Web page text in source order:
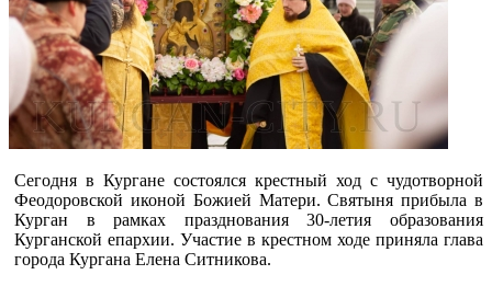
Сегодня в Кургане состоялся крестный ход с чудотворной
Феодоровской иконой Божией Матери. Святыня прибыла в
Курган в рамках празднования 30-летия образования
Курганской епархии. Участие в крестном ходе приняла глава
города Кургана Елена Ситникова.